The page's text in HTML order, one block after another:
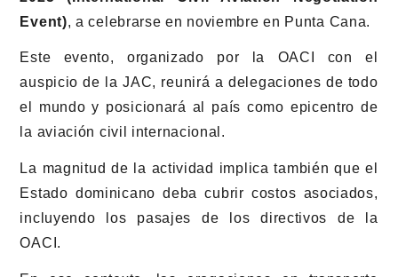
Event), a celebrarse en noviembre en Punta Cana.
Este evento, organizado por la OACI con el
auspicio de la JAC, reunirá a delegaciones de todo
el mundo y posicionará al país como epicentro de
la aviación civil internacional.
La magnitud de la actividad implica también que el
Estado dominicano deba cubrir costos asociados,
incluyendo los pasajes de los directivos de la
OACI.